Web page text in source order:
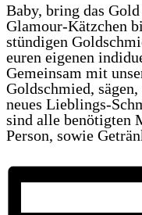
Baby, bring das
Glamour-Kätzchen
stündigen
euren eigenen
Gemeinsam mit
Goldschmied,
neues Lieblings-
sind alle benötigten
Person, sowie